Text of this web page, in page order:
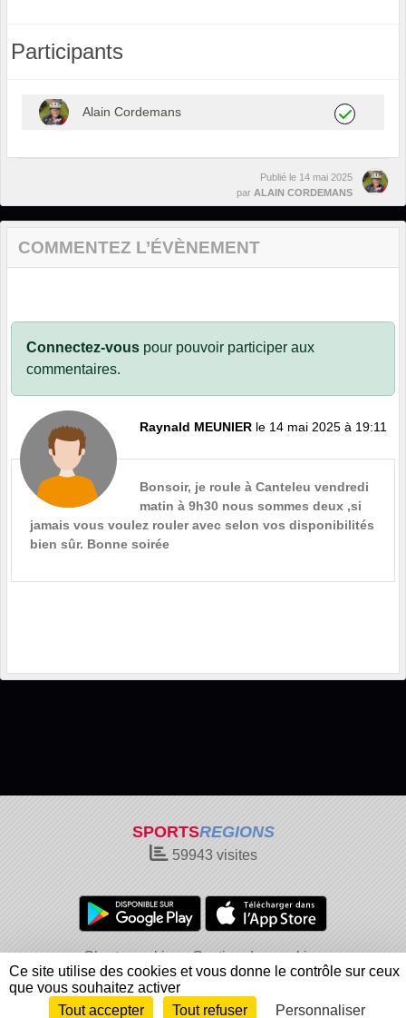
Participants
Alain Cordemans
Publié le 14 mai 2025
par ALAIN CORDEMANS
COMMENTEZ L’ÉVÈNEMENT
Connectez-vous pour pouvoir participer aux
commentaires.
Raynald MEUNIER le 14 mai 2025 à 19:11
Bonsoir, je roule à Canteleu vendredi
matin à 9h30 nous sommes deux ,si
jamais vous voulez rouler avec selon vos disponibilités
bien sûr. Bonne soirée
SPORTSREGIONS
59943visites
Charte cookies
Gestion des cookies
Informations légales
Signaler un contenu inapproprié
Envie de participer ? Connexion
Ce site utilise des cookies et vous donne le contrôle sur ceux
que vous souhaitez activer
Tout accepter
Tout refuser Personnaliser